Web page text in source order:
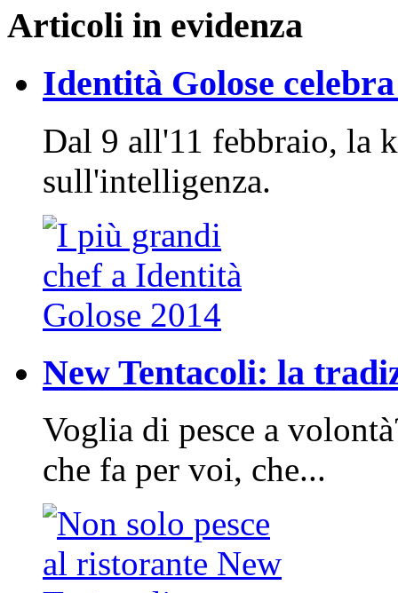
Articoli in evidenza
Identità Golose
Dal 9 all'11 febbraio, la
sull'intelligenza.
New Tentacoli: la
Voglia di pesce a
che fa per voi, che...